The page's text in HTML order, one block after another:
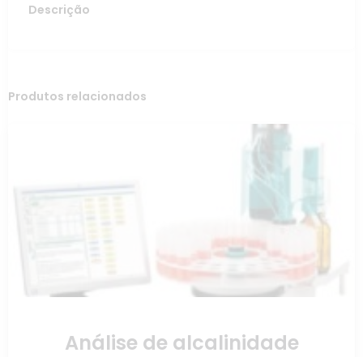
Descrição
Produtos relacionados
Análise de alcalinidade